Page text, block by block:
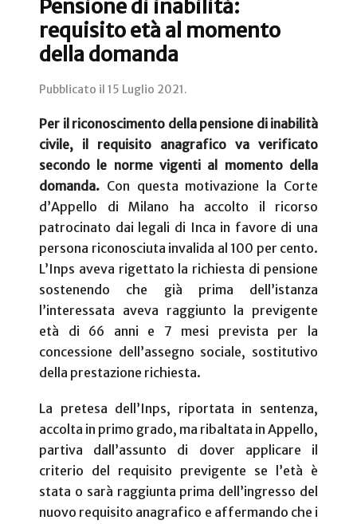
Pensione di inabilità:
requisito età al momento
della domanda
Pubblicato il 15 Luglio 2021.
Per il riconoscimento della pensione di inabilità
civile, il requisito anagrafico va verificato
secondo le norme vigenti al momento della
domanda. Con questa motivazione la Corte
d’Appello di Milano ha accolto il ricorso
patrocinato dai legali di Inca in favore di una
persona riconosciuta invalida al 100 per cento.
L’Inps aveva rigettato la richiesta di pensione
sostenendo che già prima dell’istanza
l’interessata aveva raggiunto la previgente
età di 66 anni e 7 mesi prevista per la
concessione dell’assegno sociale, sostitutivo
della prestazione richiesta.
La pretesa dell’Inps, riportata in sentenza,
accolta in primo grado, ma ribaltata in Appello,
partiva dall’assunto di dover applicare il
criterio del requisito previgente se l’età è
stata o sarà raggiunta prima dell’ingresso del
nuovo requisito anagrafico e affermando che i